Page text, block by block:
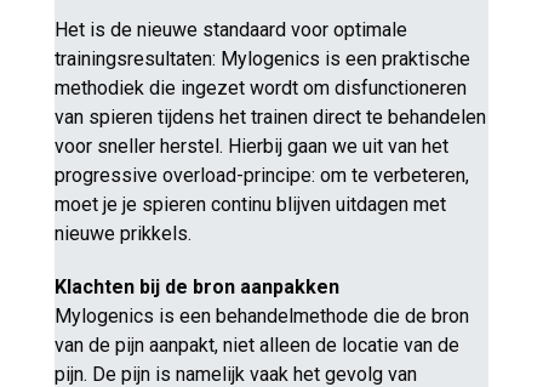
Het is de nieuwe standaard voor optimale
trainingsresultaten: Mylogenics is een praktische
methodiek die ingezet wordt om disfunctioneren
van spieren tijdens het trainen direct te behandelen
voor sneller herstel. Hierbij gaan we uit van het
progressive overload-principe: om te verbeteren,
moet je je spieren continu blijven uitdagen met
nieuwe prikkels.
Klachten bij de bron aanpakken
Mylogenics is een behandelmethode die de bron
van de pijn aanpakt, niet alleen de locatie van de
pijn. De pijn is namelijk vaak het gevolg van